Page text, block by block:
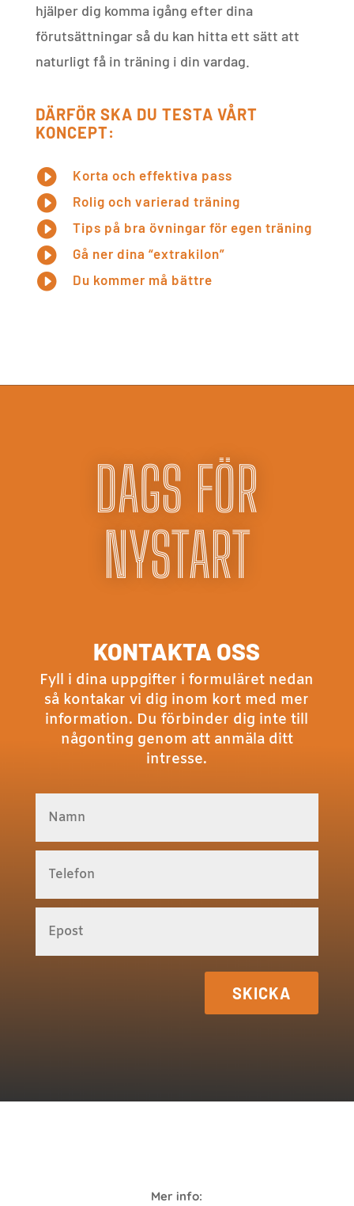
hjälper dig komma igång efter dina
förutsättningar så du kan hitta ett sätt att
naturligt få in träning i din vardag.
DÄRFÖR SKA DU TESTA VÅRT
KONCEPT:
 Korta och effektiva pass
 Rolig och varierad träning
 Tips på bra övningar för egen träning
 Gå ner dina “extrakilon”
 Du kommer må bättre
DAGS FÖR
NYSTART
KONTAKTA OSS
Fyll i dina uppgifter i formuläret nedan
så kontakar vi dig inom kort med mer
information. Du förbinder dig inte till
någonting genom att anmäla ditt
intresse.
SKICKA
Mer info: